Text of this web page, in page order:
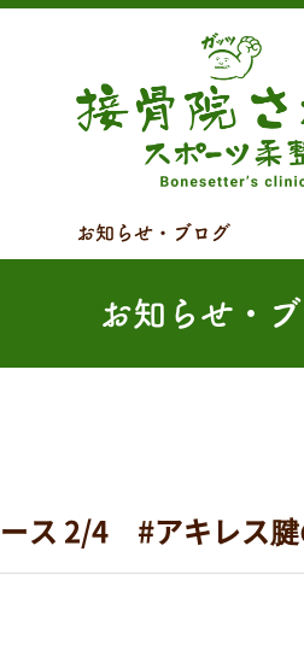
お知らせ・ブログ
お知らせ・
2/4 #アキレス腱